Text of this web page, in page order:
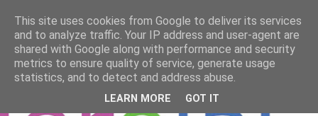
This site uses cookies from Google to deliver its services
and to analyze traffic. Your IP address and user-agent are
shared with Google along with performance and security
metrics to ensure quality of service, generate usage
statistics, and to detect and address abuse.
LEARN MORE GOT IT